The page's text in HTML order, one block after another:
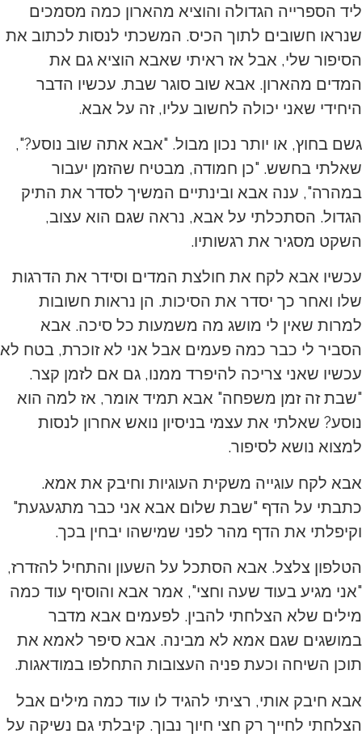
ליד הספרייה הגדולה והוציא מהארון כמה מסמכים
שנראו חשובים לתוך הכיס. המשכתי לנסות לכתוב את
הסיפור שלי, אבל אז ראיתי שאבא הוציא גם את
המדים מהארון. אבא שוב סוגר שבת. עכשיו הדבר
היחידי שאני יכולה לחשוב עליו, זה על אבא.
גשם בחוץ, או יותר נכון מבול. "אבא אתה שוב נוסע?",
שאלתי בחשש. "כן חמודה, מבטיח שהזמן יעבור
במהרה", ענה אבא ובינתיים המשיך לסדר את התיק
הגדול. הסתכלתי על אבא, נראה שגם הוא עצוב,
השקט מסגיר את רגשותיו.
עכשיו אבא לקח את חולצת המדים וסידר את הדרגות
שלו ואחר כך יסדר את הסיכות. הן נראות חשובות
למרות שאין לי מושג מה משמעות כל סיכה. אבא
הסביר לי כבר כמה פעמים אבל אני לא זוכרת, בטח לא
עכשיו שאני צריכה להיפרד ממנו, גם אם לזמן קצר.
"שבת זה זמן משפחה" אבא תמיד אומר, אז למה הוא
נוסע? שאלתי את עצמי בניסיון נואש אחרון לנסות
למצוא נושא לסיפור.
אבא לקח עוגייה משקית העוגיות וחיבק את אמא.
כתבתי על הדף "שבת שלום אבא אני כבר מתגעגעת"
וקיפלתי את הדף מהר לפני שמישהו יבחין בכך.
הטלפון צלצל. אבא הסתכל על השעון והתחיל להזדרז,
"אני מגיע בעוד שעה וחצי", אמר אבא והוסיף עוד כמה
מילים שלא הצלחתי להבין. לפעמים אבא מדבר
במושגים שגם אמא לא מבינה. אבא סיפר לאמא את
תוכן השיחה וכעת פניה העצובות התחלפו במודאגות.
אבא חיבק אותי, רציתי להגיד לו עוד כמה מילים אבל
הצלחתי לחייך רק חצי חיוך נבוך. קיבלתי גם נשיקה על